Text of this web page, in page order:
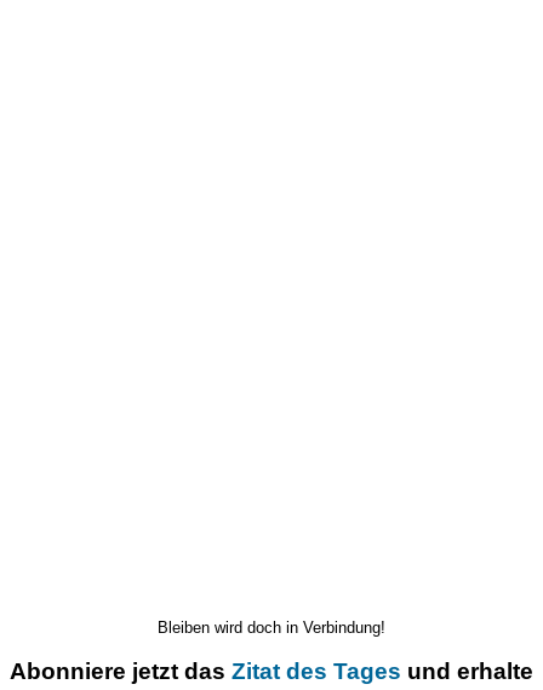
Bleiben wird doch in Verbindung!
Abonniere jetzt das Zitat des Tages und erhalte